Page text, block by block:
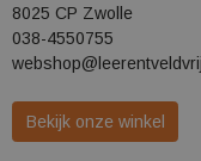
8025 CP Zwolle
038-4550755
Bekijk onze winkel